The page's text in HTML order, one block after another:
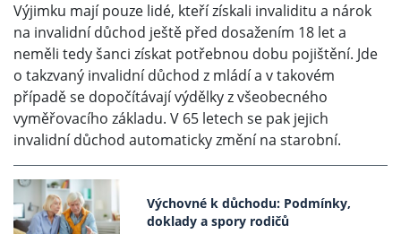
Výjimku mají pouze lidé, kteří získali invaliditu a nárok
na invalidní důchod ještě před dosažením 18 let a
neměli tedy šanci získat potřebnou dobu pojištění. Jde
o takzvaný invalidní důchod z mládí a v takovém
případě se dopočítávají výdělky z všeobecného
vyměřovacího základu. V 65 letech se pak jejich
invalidní důchod automaticky změní na starobní.
Výchovné k důchodu: Podmínky,
doklady a spory rodičů